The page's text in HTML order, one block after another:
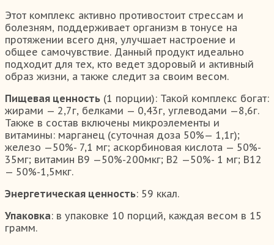
Этот комплекс активно противостоит стрессам и
болезням, поддерживает организм в тонусе на
протяжении всего дня, улучшает настроение и
общее самочувствие. Данный продукт идеально
подходит для тех, кто ведет здоровый и активный
образ жизни, а также следит за своим весом.
Пищевая ценность (1 порции): Такой комплекс богат:
жирами — 2,7г, белками — 0,43г, углеводами —8,6г.
Также в состав включены микроэлементы и
витамины: марганец (суточная доза 50%— 1,1г);
железо —50%- 7,1 мг; аскорбиновая кислота — 50%-
35мг; витамин В9 —50%-200мкг; В2 —50%- 1 мг; В12
— 50%-1,5мкг.
Энергетическая ценность: 59 ккал.
Упаковка: в упаковке 10 порций, каждая весом в 15
грамм.